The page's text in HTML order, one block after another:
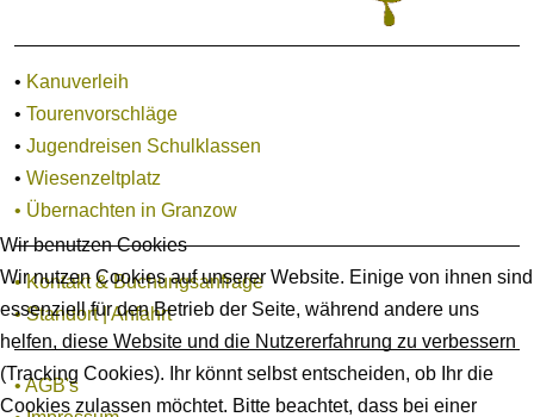
• Kanuverleih
• Tourenvorschläge
• Jugendreisen Schulklassen
• Wiesenzeltplatz
• Übernachten in Granzow
•Kontakt & Buchungsanfrage
• Standort | Anfahrt
•AGB's
Wir benutzen Cookies
Wir nutzen Cookies auf unserer Website. Einige von ihnen sind
essenziell für den Betrieb der Seite, während andere uns
helfen, diese Website und die Nutzererfahrung zu verbessern
(Tracking Cookies). Ihr könnt selbst entscheiden, ob Ihr die
Cookies zulassen möchtet. Bitte beachtet, dass bei einer